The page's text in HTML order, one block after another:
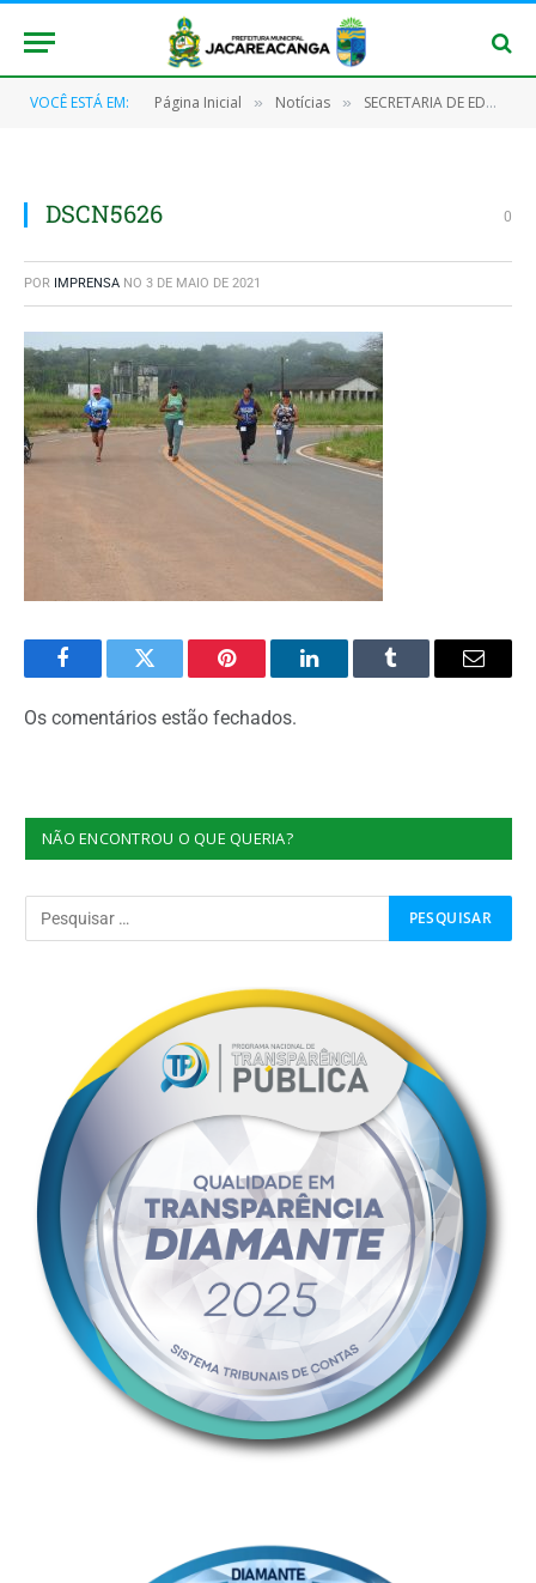
VOCÊ ESTÁ EM: Página Inicial » Notícias » SECRETARIA DE EDUCAÇÃO REALIZOU PROGRAMAÇÃO DO TRABALHADOR
DSCN5626 0
POR IMPRENSA NO 3 DE MAIO DE 2021
FacebookTwitter Pinterest O
Tumblr
E-
Os comentários estão fechados.
NÃO ENCONTROU O QUE QUERIA?